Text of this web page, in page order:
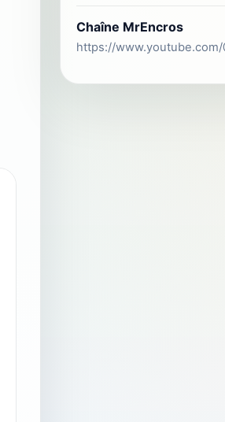
Chaîne MrEncros
https://www.youtube.com/